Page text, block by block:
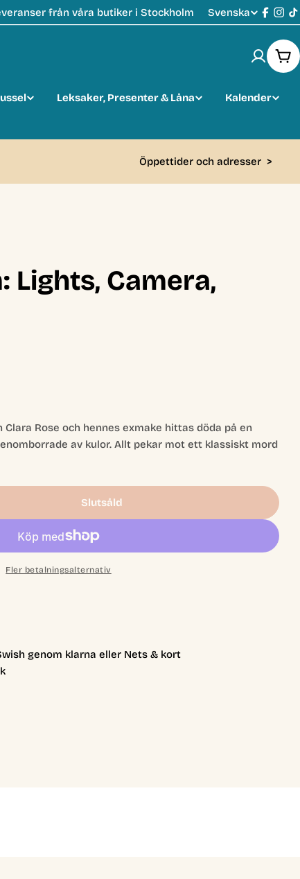
från våra butiker i Stockholm
S
k
Svenska
Leksaker, Presenter & Låna
Kalender
Öppettider och adresser >
Öppna media
Lights, Camera,
Rose och hennes exmake hittas döda på en
av kulor. Allt pekar mot ett klassiskt mord
Lights, Camera, Murder!
Lights, Camera, Murder!
Slutsåld
Fler betalningsalternativ
genom klarna eller Nets & kort